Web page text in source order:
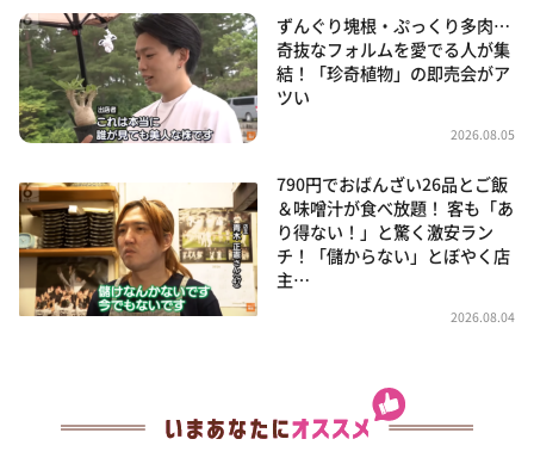
ずんぐり塊根・ぷっくり多肉…
奇抜なフォルムを愛でる人が集
結！「珍奇植物」の即売会がア
ツい
2026.08.05
790円でおばんざい26品とご飯
＆味噌汁が食べ放題！ 客も「あ
り得ない！」と驚く激安ラン
チ！「儲からない」とぼやく店
主…
2026.08.04